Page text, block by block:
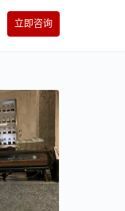
立即咨询